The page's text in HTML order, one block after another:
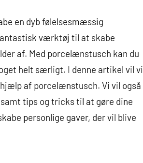
en dyb følelsesmæssig
værktøj til at skabe
af. Med porcelænstusch kan du
helt særligt. I denne artikel vil vi
af porcelænstusch. Vi vil også
tips og tricks til at gøre dine
personlige gaver, der vil blive